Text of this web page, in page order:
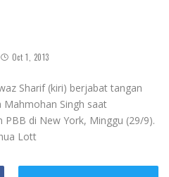
Oct 1, 2013
Sharif (kiri) berjabat tangan
Mahmohan Singh saat
PBB di New York, Minggu (29/9).
Lott